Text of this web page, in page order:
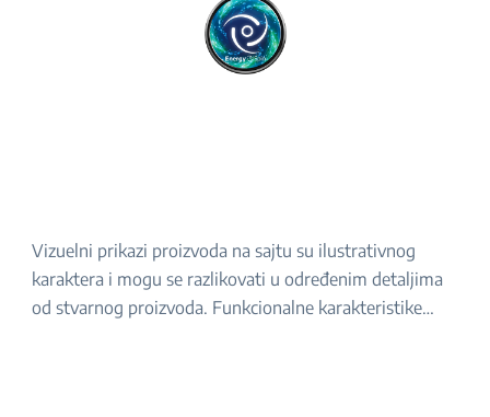
Vizuelni prikazi proizvoda na sajtu su ilustrativnog
karaktera i mogu se razlikovati u određenim detaljima
od stvarnog proizvoda. Funkcionalne karakteristike